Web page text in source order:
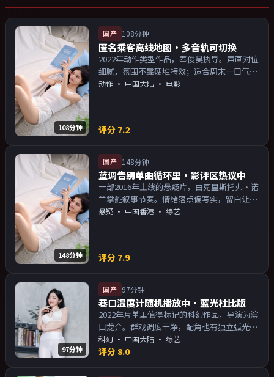
108分钟
国产 108分钟
匿名乘客离线地图·多音轨可切换
2022年动作类型作品，奉俊昊执导。声画对位
细腻，氛围不靠硬堆特效；适合周末一口气追
完。主演以演技派为主，适合喜欢强叙事与人
动作 · 中国大陆 · 电影
评分 7.2
148分钟
国产 148分钟
蓝调告别单曲循环里·影评区热议中
一部2016年上线的悬疑片，由克里斯托弗·诺
兰掌舵叙事节奏。情绪落点偏写实，留白让人
回味；片尾余韵足，讨论空间大。主演以演技
悬疑 · 中国香港 · 综艺
评分 7.9
97分钟
国产 97分钟
巷口温度计随机播放中·蓝光杜比版
2022年片单里值得标记的科幻作品，导演为滨
口龙介。群戏调度干净，配角也有独立弧光；
配乐与画面气质统一。主演以演技派为主，适
合喜欢强叙事与人物关系的观众加入片单。
科幻 · 中国大陆 · 综艺
评分 8.0